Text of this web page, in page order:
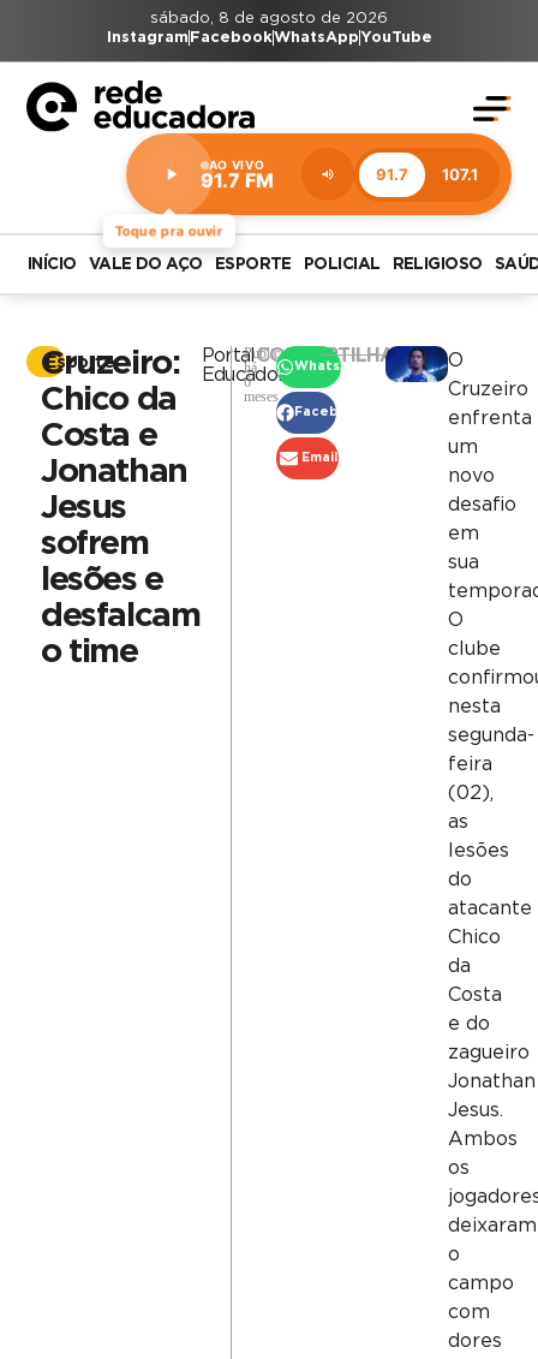
sábado, 8 de agosto de 2026
Instagram FacebookWhatsAppYouTube
Toque pra ouvir
AO VIVO
91.7 FM 91.7 107.1
Estação:
91.7
FM
INÍCIO VALE DO AÇO ESPORTE POLICIAL RELIGIOSO
Esporte
Cruzeiro:
Chico da
Costa e
Jonathan
Jesus
sofrem
lesões e
desfalcam
o time
Portal
Educadora
Publicado
há
6
meses
COMPARTILHAR
WhatsApp
Facebook
Email
O
Cruzeiro
enfrenta
um
novo
desafio
em
sua
O
clube
nesta
segunda-
feira
(02),
as
lesões
do
atacante
Chico
da
Costa
e do
zagueiro
Jonathan
Jesus.
Ambos
os
deixaram
o
campo
com
dores